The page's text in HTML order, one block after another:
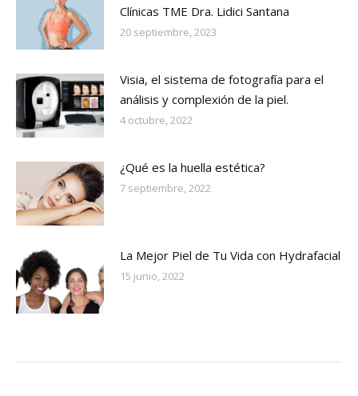
Clínicas TME Dra. Lidici Santana
20 septiembre, 2023
Visia, el sistema de fotografía para el
análisis y complexión de la piel.
4 octubre, 2022
¿Qué es la huella estética?
7 septiembre, 2022
La Mejor Piel de Tu Vida con Hydrafacial
15 junio, 2022